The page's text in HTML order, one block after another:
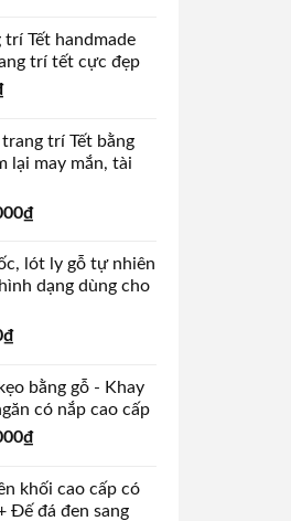
trí Tết handmade
trí tết cực đẹp
trí Tết bằng
lại may mắn, tài
₫
lót ly gỗ tự nhiên
dạng dùng cho
₫
bằng gỗ - Khay
có nắp cao cấp
₫
khối cao cấp có
Đế đá đen sang